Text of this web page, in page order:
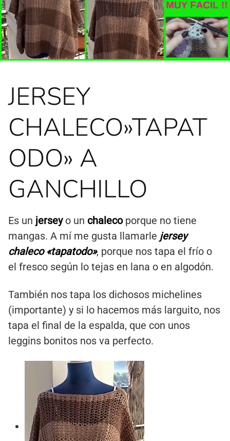
JERSEY
CHALECO»TAPAT
ODO» A
GANCHILLO
Es un jerseyo un chalecoporque no tiene
mangas. A mí me gusta llamarle jersey
chaleco «tapatodo», porque nos tapa el frío o
el fresco según lo tejas en lana o en algodón.
También nos tapa los dichosos michelines
(importante) y si lo hacemos más larguito, nos
tapa el final de la espalda, que con unos
leggins bonitos nos va perfecto.